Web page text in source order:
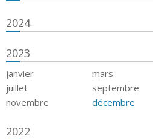
2024
2023
janvier mars
juillet
septembre
novembre
décembre
2022